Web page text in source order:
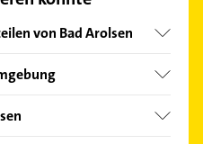
auswählen. Hier
von Bad Arolsen